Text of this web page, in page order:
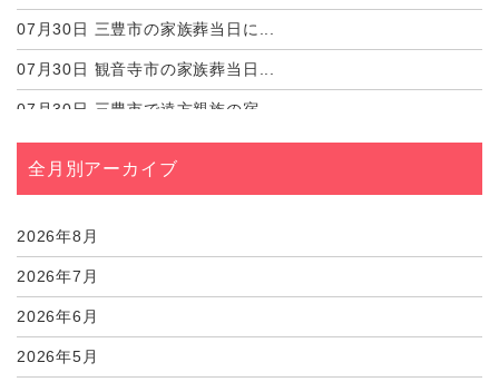
07月30日 三豊市の家族葬当日に...
07月30日 観音寺市の家族葬当日...
07月30日 三豊市で遠方親族の宿...
07月30日観音寺市で喪服をレン...
全月別アーカイブ
2026年8月
2026年7月
2026年6月
2026年5月